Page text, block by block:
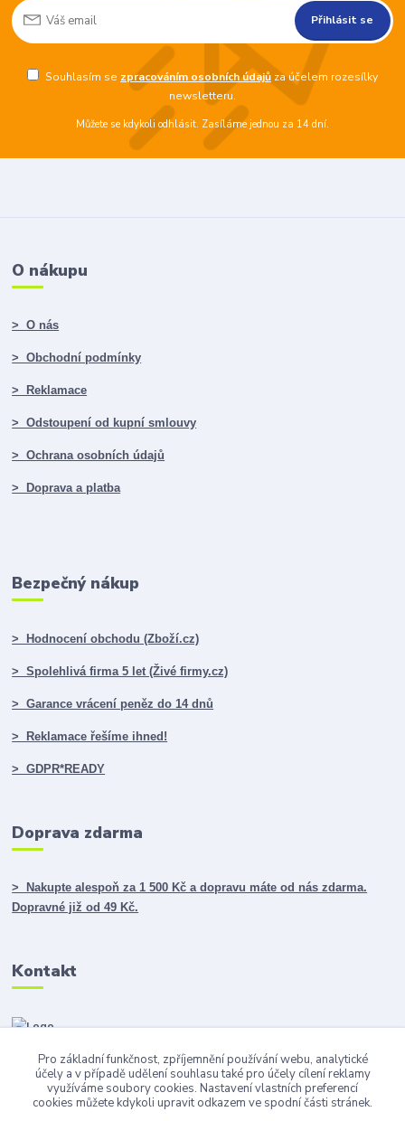
Přihlásit se
Souhlasím se zpracováním osobních údajůza účelem rozesílky
newsletteru.
Můžete se kdykoli odhlásit. Zasíláme jednou za 14 dní.
O nákupu
> O nás
> Obchodní podmínky
> Reklamace
> Odstoupení od kupní smlouvy
> Ochrana osobních údajů
> Doprava a platba
Bezpečný nákup
> Hodnocení obchodu (Zboží.cz)
> Spolehlivá firma 5 let (Živé firmy.cz)
> Garance vrácení peněz do 14 dnů
> Reklamace řešíme ihned!
> GDPR*READY
Doprava zdarma
> Nakupte alespoň za 1 500 Kč a dopravu máte od nás zdarma.
Dopravné již od 49 Kč.
Kontakt
info@darky365.cz
Pro základní funkčnost, zpříjemnění používání webu, analytické
účely a v případě udělení souhlasu také pro účely cílení reklamy
využíváme soubory cookies. Nastavení vlastních preferencí
cookies můžete kdykoli upravit odkazem ve spodní části stránek.